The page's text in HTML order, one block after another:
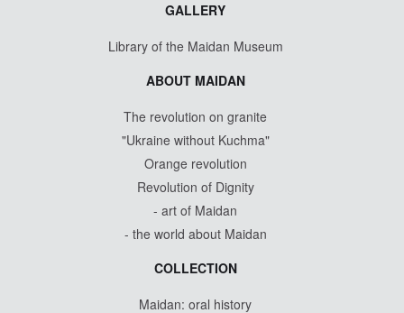
GALLERY
Library of the Maidan Museum
ABOUT MAIDAN
The revolution on granite
"Ukraine without Kuchma"
Orange revolution
Revolution of Dignity
- art of Maidan
- the world about Maidan
COLLECTION
Maidan: oral history